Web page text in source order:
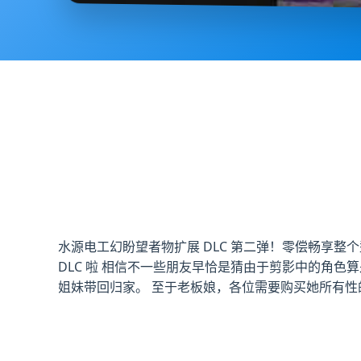
水源电工幻盼望者物扩展 DLC 第二弹！零偿畅享
DLC 啦 相信不一些朋友早恰是猜由于剪影中的角色
姐妹带回归家。 至于老板娘，各位需要购买她所有